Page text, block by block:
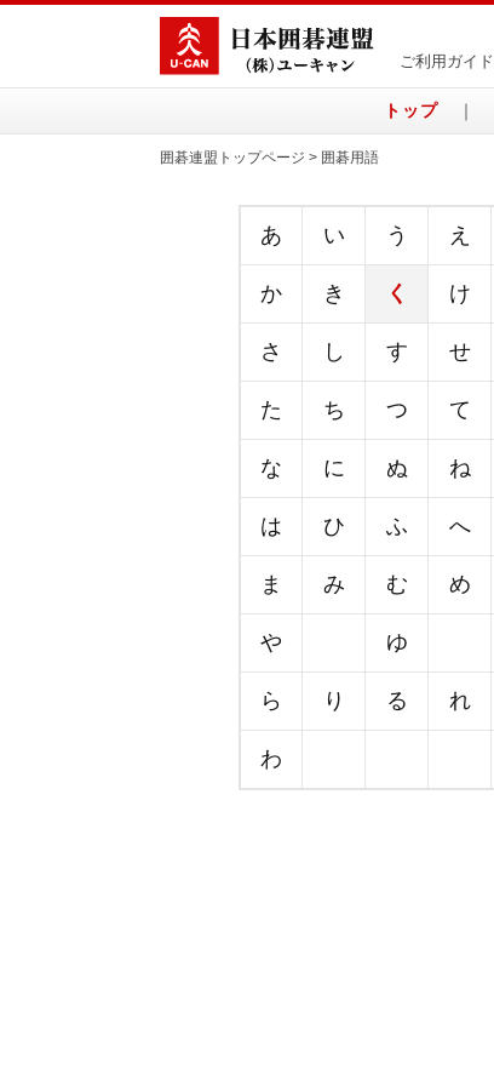
ご利用ガイド
トップ ｜
囲碁連盟トップページ > 囲碁用語
あ い う え
か き く け
さ し す せ
た ち つ て
な に ぬ ね
は ひ ふ へ
ま み む め
や ゆ
ら り る れ
わ